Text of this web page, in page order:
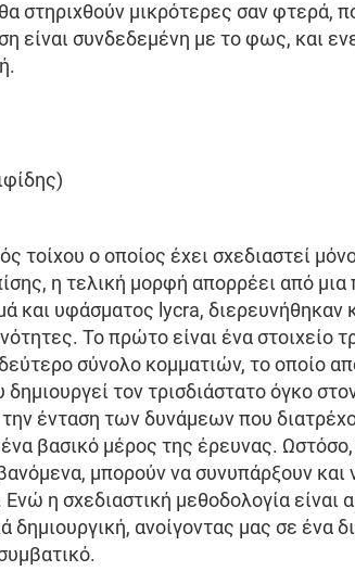
μικρότερες σαν φτερά,
είναι συνδεδεμένη με το φως, και
τοίχου ο οποίος έχει σχεδιαστεί
η τελική μορφή απορρέει από
και υφάσματος lycra, διερευνήθηκαν
Το πρώτο είναι ένα στοιχείο
σύνολο κομματιών, το οποίο
τον τρισδιάστατο όγκο
ένταση των δυνάμεων που
βασικό μέρος της έρευνας.
μπορούν να συνυπάρξουν
η σχεδιαστική μεθοδολογία είναι
δημιουργική, ανοίγοντας μας σε ένα